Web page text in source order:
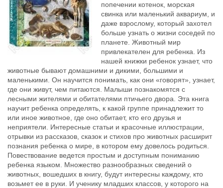
попечении котенок, морская
свинка или маленький аквариум, и
даже взрослому, который захотел
больше узнать о жизни соседей по
планете. Животный мир
привлекателен для ребенка. Из
нашей книжки ребенок узнает, что
животные бывают домашними и дикими, большими и
маленькими. Он научится понимать, как они «говорят», узнает,
где они живут, чем питаются. Малыши познакомятся с
лесными жителями и обитателями птичьего двора. Эта книга
научит ребенка определять, к какой группе принадлежит то
или иное животное, где оно обитает, кто его друзья и
неприятели. Интересные статьи и красочные иллюстрации,
отрывки из рассказов, сказок и стихов про животных расширит
познания ребенка о мире, в котором ему довелось родиться.
Повествование ведется простым и доступным пониманию
ребенка языком. Множество разнообразных сведений о
животных, вошедших в книгу, будут интересны каждому, кто
возьмет ее в руки. И ученику младших классов, у которого на